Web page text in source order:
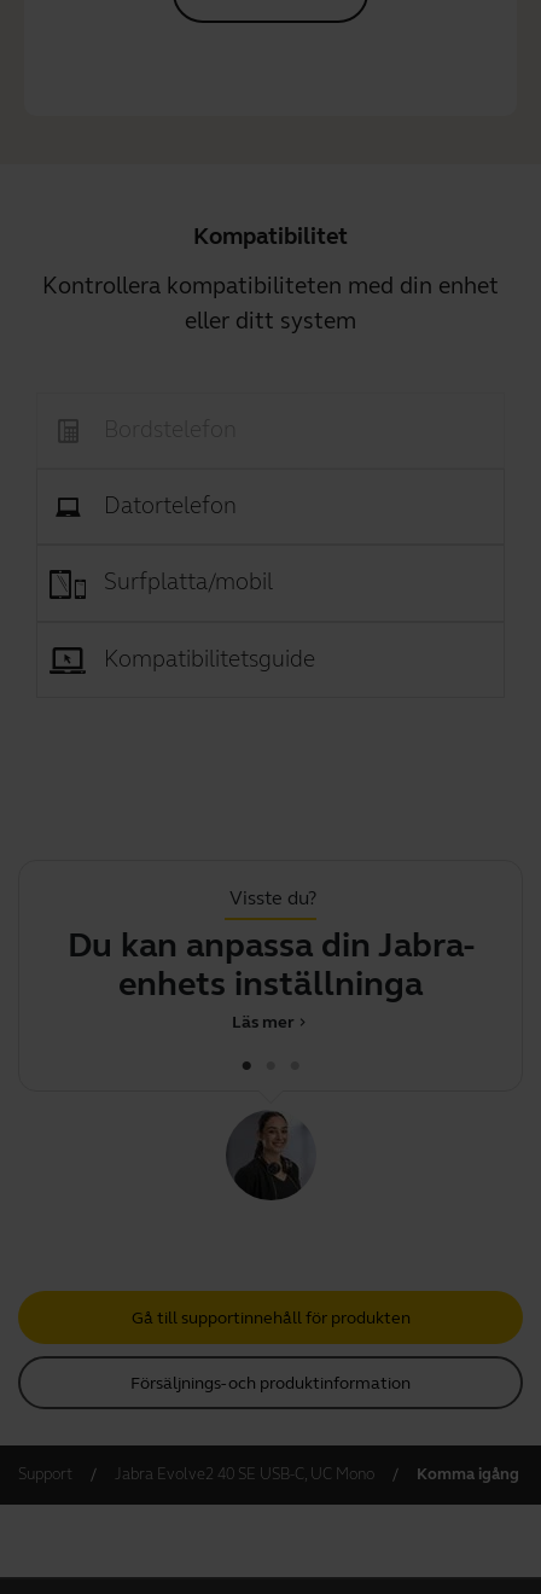
Kompatibilitet
Kontrollera kompatibiliteten med din enhet
eller ditt system
Datortelefon
Surfplatta/mobil
Kompatibilitetsguide
Visste du?
Du kan anpassa din Jabra-
enhets inställningar med
chevron_right
Läs mer
Gå till supportinnehåll för produkten
Försäljnings- och produktinformation
Support Jabra Evolve2 40 SE USB-C, UC Mono Komma igång